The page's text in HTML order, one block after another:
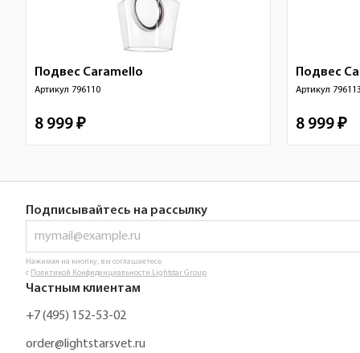
Подвес Caramello
Артикул 796110
8 999 ₽
Подвес
Артикул 796113
8 999 ₽
Подписывайтесь на рассылку
Нажимая на кнопку, вы соглашаетесь
с Политикой Конфиденциальности Lightstar Group
Частным клиентам
+7 (495) 152-53-02
order@lightstarsvet.ru